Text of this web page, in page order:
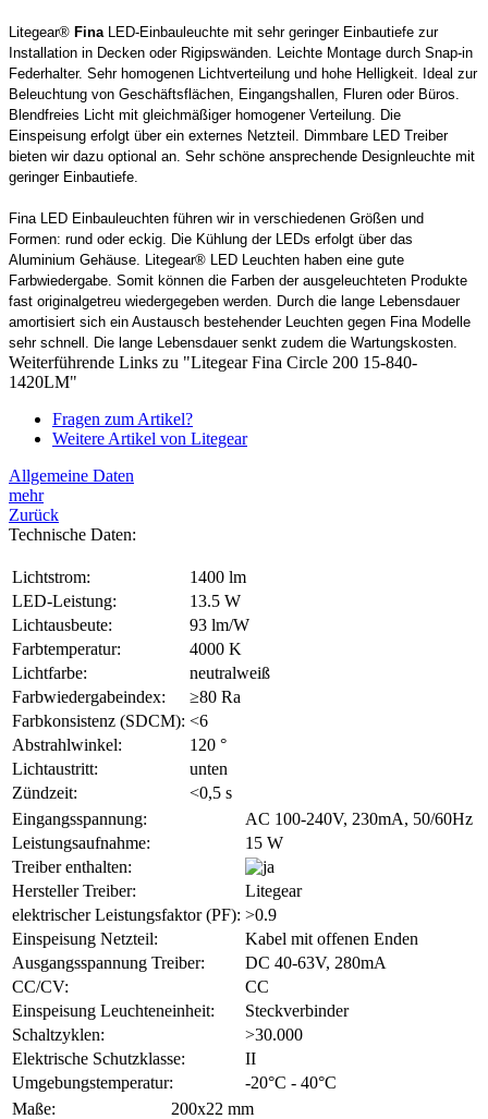
Litegear® Fina LED-Einbauleuchte mit sehr geringer Einbautiefe zur
Installation in Decken oder Rigipswänden. Leichte Montage durch Snap-in
Federhalter. Sehr homogenen Lichtverteilung und hohe Helligkeit. Ideal zur
Beleuchtung von Geschäftsflächen, Eingangshallen, Fluren oder Büros.
Blendfreies Licht mit gleichmäßiger homogener Verteilung. Die
Einspeisung erfolgt über ein externes Netzteil. Dimmbare LED Treiber
bieten wir dazu optional an. Sehr schöne ansprechende Designleuchte mit
geringer Einbautiefe.
Fina LED Einbauleuchten führen wir in verschiedenen Größen und
Formen: rund oder eckig. Die Kühlung der LEDs erfolgt über das
Aluminium Gehäuse. Litegear® LED Leuchten haben eine gute
Farbwiedergabe. Somit können die Farben der ausgeleuchteten Produkte
fast originalgetreu wiedergegeben werden. Durch die lange Lebensdauer
amortisiert sich ein Austausch bestehender Leuchten gegen Fina Modelle
sehr schnell. Die lange Lebensdauer senkt zudem die Wartungskosten.
Weiterführende Links zu "Litegear Fina Circle 200 15-840-
1420LM"
Fragen zum Artikel?
Weitere Artikel von Litegear
Allgemeine Daten
mehr
Zurück
Technische Daten:
Lichtstrom:
1400 lm
LED-Leistung:
13.5 W
Lichtausbeute:
93 lm/W
Farbtemperatur:
4000 K
Lichtfarbe:
neutralweiß
Farbwiedergabeindex:
≥80 Ra
Farbkonsistenz (SDCM): <6
Abstrahlwinkel:
120 °
Lichtaustritt:
unten
Zündzeit:
<0,5 s
Eingangsspannung:
AC 100-240V, 230mA, 50/60Hz
Leistungsaufnahme:
15 W
Treiber enthalten:
Hersteller Treiber:
Litegear
elektrischer Leistungsfaktor (PF): >0.9
Einspeisung Netzteil:
Kabel mit offenen Enden
Ausgangsspannung Treiber:
DC 40-63V, 280mA
CC/CV:
CC
Einspeisung Leuchteneinheit:
Steckverbinder
Schaltzyklen:
>30.000
Elektrische Schutzklasse:
II
Umgebungstemperatur:
-20°C - 40°C
Maße:
200x22 mm